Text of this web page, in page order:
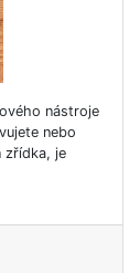
nástroje
nebo
zřídka, je